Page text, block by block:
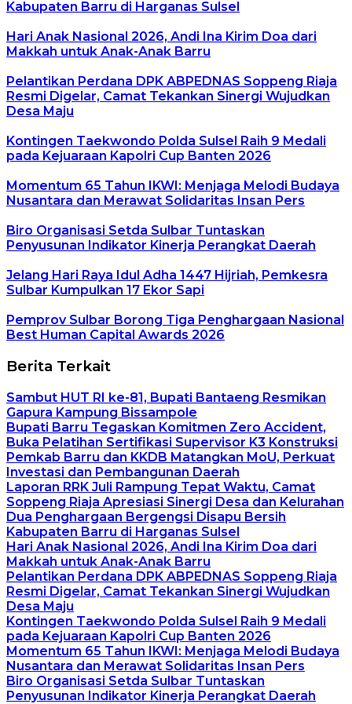
Kabupaten Barru di Harganas Sulsel
Hari Anak Nasional 2026, Andi Ina Kirim Doa dari
Makkah untuk Anak-Anak Barru
Pelantikan Perdana DPK ABPEDNAS Soppeng Riaja
Resmi Digelar, Camat Tekankan Sinergi Wujudkan
Desa Maju
Kontingen Taekwondo Polda Sulsel Raih 9 Medali
pada Kejuaraan Kapolri Cup Banten 2026
Momentum 65 Tahun IKWI: Menjaga Melodi Budaya
Nusantara dan Merawat Solidaritas Insan Pers
Biro Organisasi Setda Sulbar Tuntaskan
Penyusunan Indikator Kinerja Perangkat Daerah
Jelang Hari Raya Idul Adha 1447 Hijriah, Pemkesra
Sulbar Kumpulkan 17 Ekor Sapi
Pemprov Sulbar Borong Tiga Penghargaan Nasional
Best Human Capital Awards 2026
Berita Terkait
Sambut HUT RI ke-81, Bupati Bantaeng Resmikan
Gapura Kampung Bissampole
Bupati Barru Tegaskan Komitmen Zero Accident,
Buka Pelatihan Sertifikasi Supervisor K3 Konstruksi
Pemkab Barru dan KKDB Matangkan MoU, Perkuat
Investasi dan Pembangunan Daerah
Laporan RRK Juli Rampung Tepat Waktu, Camat
Soppeng Riaja Apresiasi Sinergi Desa dan Kelurahan
Dua Penghargaan Bergengsi Disapu Bersih
Kabupaten Barru di Harganas Sulsel
Hari Anak Nasional 2026, Andi Ina Kirim Doa dari
Makkah untuk Anak-Anak Barru
Pelantikan Perdana DPK ABPEDNAS Soppeng Riaja
Resmi Digelar, Camat Tekankan Sinergi Wujudkan
Desa Maju
Kontingen Taekwondo Polda Sulsel Raih 9 Medali
pada Kejuaraan Kapolri Cup Banten 2026
Momentum 65 Tahun IKWI: Menjaga Melodi Budaya
Nusantara dan Merawat Solidaritas Insan Pers
Biro Organisasi Setda Sulbar Tuntaskan
Penyusunan Indikator Kinerja Perangkat Daerah